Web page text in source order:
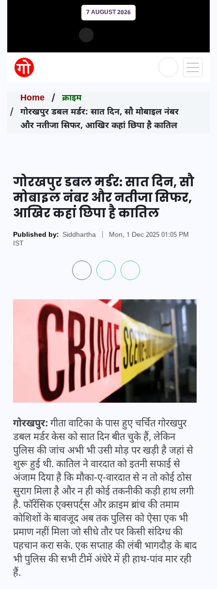
7 AUGUST 2026
Home
क्राइम
गोरखपुर डबल मर्डर: सात दिन, सौ मोबाइल नंबर
और नतीजा सिफर, आखिर कहां छिपा है कातिल
गोरखपुर डबल मर्डर: सात दिन, सौ
मोबाइल नंबर और नतीजा सिफर,
आखिर कहां छिपा है कातिल
Published by: Siddhartha
Mon, 1 Dec 2025 01:05 PM
IST
गोरखपुर: गीता वाटिका के पास हुए चर्चित गोरखपुर
डबल मर्डर केस को सात दिन बीत चुके हैं, लेकिन
पुलिस की जांच अभी भी उसी मोड़ पर खड़ी है जहां से
शुरू हुई थी. कातिल ने वारदात को इतनी सफाई से
अंजाम दिया है कि मौका-ए-वारदात से न तो कोई ठोस
सुराग मिला है और न ही कोई तकनीकी कड़ी हाथ लगी
है. फॉरेंसिक एक्सपर्ट्स और क्राइम ब्रांच की तमाम
कोशिशों के बावजूद अब तक पुलिस को ऐसा एक भी
प्रमाण नहीं मिला जो सीधे तौर पर किसी संदिग्ध की
पहचान करा सके. एक सप्ताह की लंबी भागदौड़ के बाद
भी पुलिस की सभी टीमें अंधेरे में ही हाथ-पांव मार रही
हैं.